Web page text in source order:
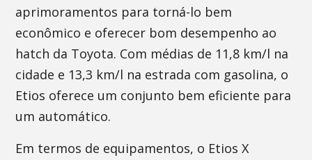
aprimoramentos para torná-lo bem
econômico e oferecer bom desempenho ao
hatch da Toyota. Com médias de 11,8 km/l na
cidade e 13,3 km/l na estrada com gasolina, o
Etios oferece um conjunto bem eficiente para
um automático.
Em termos de equipamentos, o Etios X